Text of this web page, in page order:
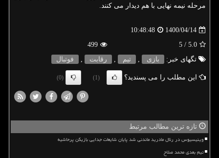
مرحله نیمه نهایی با هم دیدار می کنند.
1400/04/14
10:48:48
5.0
/ 5
499
تگهای خبر:
بازی , تیم , رقابت , فوتبال
این مطلب را می پسندید؟ (1)
(0)
تازه ترین مطالب مرتبط
وینیسیوس در رئال مادرید ماندنی شد پایان شایعات جدایی بازیکن پرحاشیه
تیم بعدی محمد صلاح